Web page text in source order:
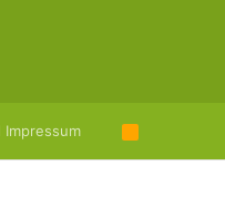
Impressum
R
S
S